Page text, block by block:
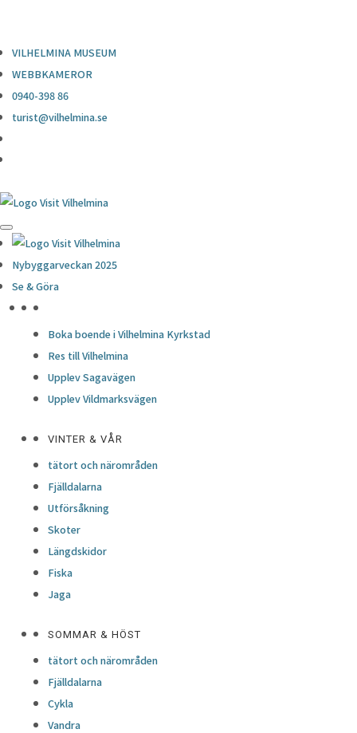
VILHELMINA MUSEUM
WEBBKAMEROR
0940-398 86
turist@vilhelmina.se
Nybyggarveckan 2025
Se & Göra
Boka boende i Vilhelmina Kyrkstad
Res till Vilhelmina
Upplev Sagavägen
Upplev Vildmarksvägen
VINTER & VÅR
tätort och närområden
Fjälldalarna
Utförsåkning
Skoter
Längdskidor
Fiska
Jaga
SOMMAR & HÖST
tätort och närområden
Fjälldalarna
Cykla
Vandra